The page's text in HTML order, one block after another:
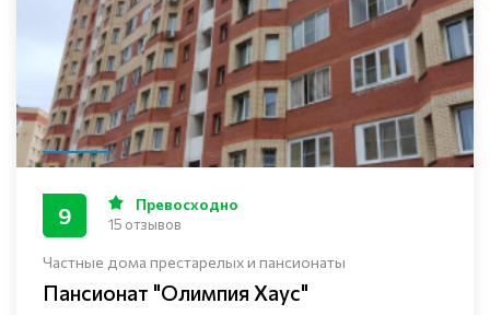
Частные дома престарелых и пансионаты
Пансионат "Олимпия Хаус"
9 Превосходно
15 отзывов